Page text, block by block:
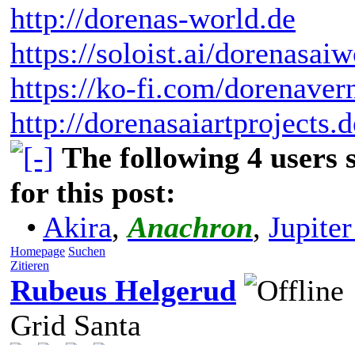
http://dorenas-world.de
https://soloist.ai/
https://ko-fi.com/
http://
The following 4 users
for this post:
• Akira,Anachron,
Homepage Suchen
Zitieren
Rubeus Helgerud
Grid Santa